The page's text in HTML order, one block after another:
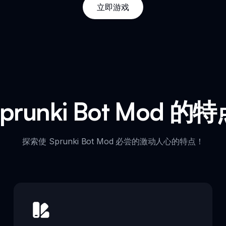
立即游戏
Bot Mod 的特
探索使 Sprunki Bot Mod 必尝的激动人心的特点！